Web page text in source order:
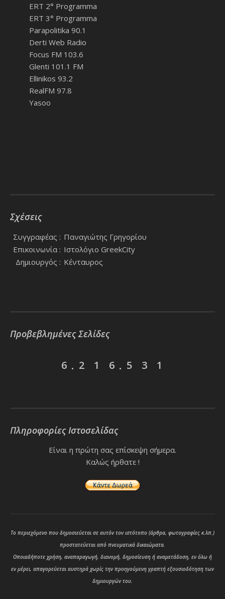
ERT 2° Programma
ERT 3° Programma
Parapolitika 90.1
Derti Web Radio
Focus FM 103.6
Glenti 101.1 FM
Ellinikos 93.2
RealFM 97.8
Yasoo
Σχέσεις
Συγγραφέας : Παναγιώτης Γρηγορίου
Επικοινωνία : Ιστολόγιο GreekCity
Δημιουργός : Κένταυρος
Προβεβλημένες Σελίδες
6 . 2 1 6 . 5 3 1
Πληροφορίες Ιστοσελίδας
Είναι η πρώτη σας επίσκεψη σήμερα.
Καλώς ήρθατε !
Το περιεχόμενο που δημοσιεύεται σε αυτόν τον ιστότοπο (άρθρα, φωτογραφίες κ.λπ.)
προστατεύεται από πνευματικά δικαιώματα.
Οποιαδήποτε χρήση, αναπαραγωγή, διανομή, δημοσίευση ή αναμετάδοση, εν όλω ή
εν μέρει, απαγορεύεται αυστηρά χωρίς την προηγούμενη γραπτή εξουσιοδότηση των
δημιουργών του.